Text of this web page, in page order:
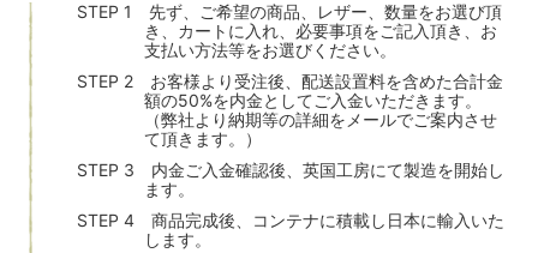
STEP 1 先ず、ご希望の商品、レザー、数量をお選び頂
き、カートに入れ、必要事項をご記入頂き、お
支払い方法等をお選びください。
STEP 2 お客様より受注後、配送設置料を含めた合計金
額の50%を内金としてご入金いただきます。
（弊社より納期等の詳細をメールでご案内させ
て頂きます。）
STEP 3 内金ご入金確認後、英国工房にて製造を開始し
ます。
STEP 4 商品完成後、コンテナに積載し日本に輸入いた
します。